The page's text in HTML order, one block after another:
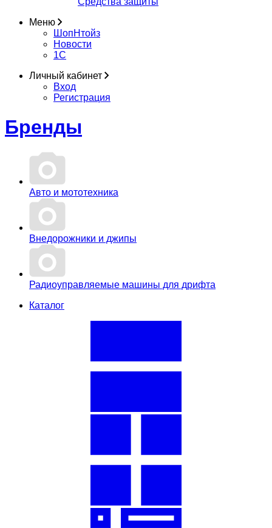
Меню
ШопНтойз
Новости
1C
Личный кабинет
Вход
Регистрация
Бренды
Авто и мототехника
Внедорожники и джипы
Радиоуправляемые машины для дрифта
Каталог